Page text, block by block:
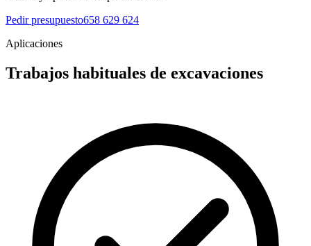
Pedir presupuesto658 629 624
Aplicaciones
Trabajos habituales de excavaciones